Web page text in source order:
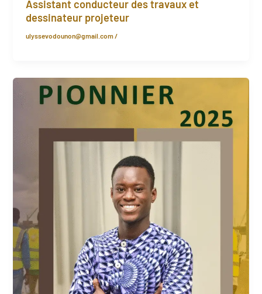
Assistant conducteur des travaux et
dessinateur projeteur
ulyssevodounon@gmail.com /